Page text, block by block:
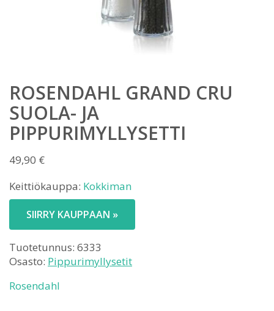
ROSENDAHL GRAND CRU
SUOLA- JA
PIPPURIMYLLYSETTI
49,90 €
Keittiökauppa: Kokkiman
SIIRRY KAUPPAAN »
Tuotetunnus: 6333
Osasto: Pippurimyllysetit
Rosendahl